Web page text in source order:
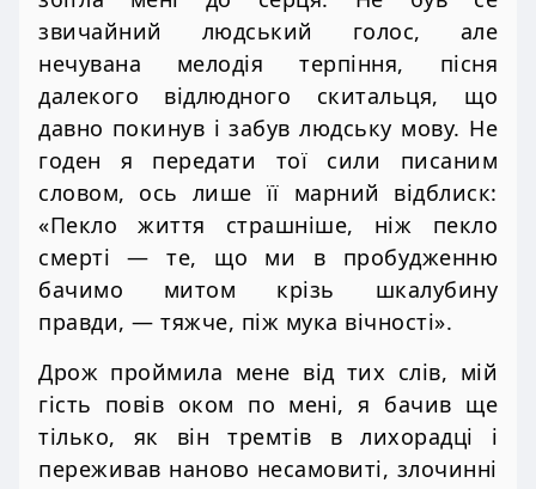
звичайний людський голос, але
нечувана мелодія терпіння, пісня
далекого відлюдного скитальця, що
давно покинув і забув людську мову. Не
годен я передати тої сили писаним
словом, ось лише її марний відблиск:
«Пекло життя страшніше, ніж пекло
смерті — те, що ми в пробудженню
бачимо митом крізь шкалубину
правди, — тяжче, піж мука вічності».
Дрож проймила мене від тих слів, мій
гість повів оком по мені, я бачив ще
тілько, як він тремтів в лихорадці і
переживав наново несамовиті, злочинні